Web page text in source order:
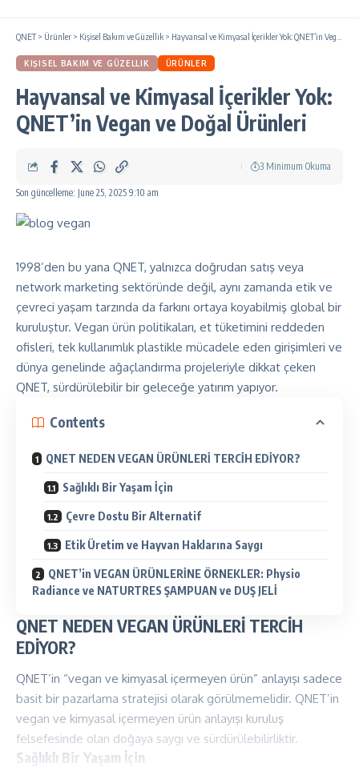
QNET> Ürünler > Kişisel Bakım ve Güzellik > Hayvansal ve Kimyasal İçerikler Yok: QNET’in Vegan ve Doğal Ürünleri
KIŞISEL BAKIM VE GÜZELLIK ÜRÜNLER
Hayvansal ve Kimyasal İçerikler Yok:
QNET’in Vegan ve Doğal Ürünleri
Son güncelleme: June 25, 2025 9:10 am
3 Minimum Okuma
1998’den bu yana QNET, yalnızca doğrudan satış veya
network marketing sektöründe değil, aynı zamanda etik ve
çevreci yaşam tarzında da farkını ortaya koyabilmiş global bir
kuruluştur. Vegan ürün politikaları, et tüketimini reddeden
ofisleri, tek kullanımlık plastikle mücadele eden girişimleri ve
dünya genelinde ağaçlandırma projeleriyle dikkat çeken
QNET, sürdürülebilir bir geleceğe yatırım yapıyor.
Contents
QNET NEDEN VEGAN ÜRÜNLERİ TERCİH EDİYOR?
Sağlıklı Bir Yaşam İçin
Çevre Dostu Bir Alternatif
Etik Üretim ve Hayvan Haklarına Saygı
QNET’in VEGAN ÜRÜNLERİNE ÖRNEKLER: Physio
Radiance ve NATURTRES ŞAMPUAN ve DUŞ JELİ
QNET NEDEN VEGAN ÜRÜNLERİ TERCİH
EDİYOR?
QNET’in “vegan ve kimyasal içermeyen ürün” anlayışı sadece
basit bir pazarlama stratejisi olarak görülmemelidir. QNET’in
vegan ve kimyasal içermeyen ürün anlayışı kuruluş
felsefesinde olan doğaya saygı ve sürdürülebilirliktir.
Sağlıklı Bir Yaşam İçin